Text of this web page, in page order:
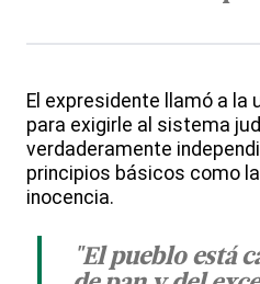
El expresidente llamó a la
para exigirle al sistema
verdaderamente
principios básicos como
inocencia.
"El pueblo está